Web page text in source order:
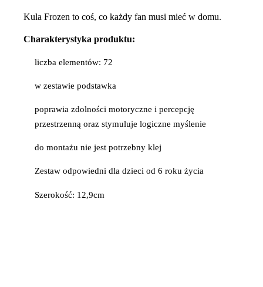
Kula Frozen to coś, co każdy fan musi mieć w domu.
Charakterystyka produktu:
liczba elementów: 72
w zestawie podstawka
poprawia zdolności motoryczne i percepcję
przestrzenną oraz stymuluje logiczne myślenie
do montażu nie jest potrzebny klej
Zestaw odpowiedni dla dzieci od 6 roku życia
Szerokość: 12,9cm